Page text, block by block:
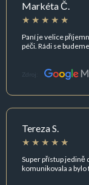
Markéta Č.
Paní je velice
péči. Rádi se
Zdroj:
Tereza S.
Super přístup jedině
komunikovala a bylo